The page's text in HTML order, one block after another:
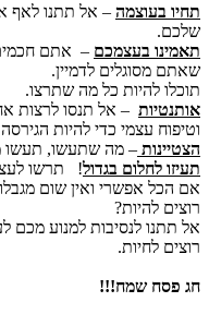
תחיו בעוצמה – אל תתנו לאף
שלכם.
תאמינו בעצמכם – אתם חכמים
שאתם מסוגלים לדמיין.
תוכלו להיות כל מה שתרצו.
אותנטיות – אל תנסו לרצות
וטיפוח עצמי כדי להיות
הצטיינות – מה שתעשו, תעשו
תעיזו לחלום בגדול! תרשו
אם הכל אפשרי ואין שום
רוצים להיות?
אל תתנו לנסיבות למנוע
רוצים לחיות.
חג פסח שמח!!!